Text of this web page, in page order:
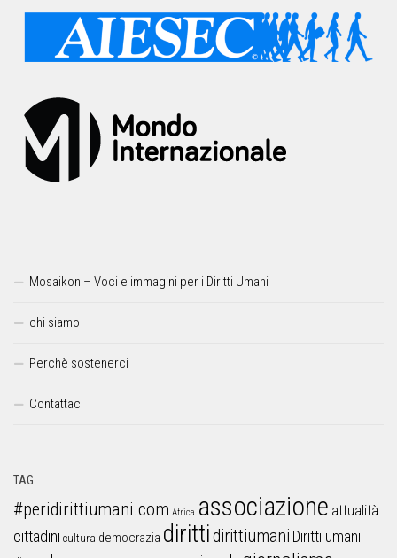
Mosaikon – Voci e immagini per i Diritti Umani
chi siamo
Perchè sostenerci
Contattaci
TAG
#peridirittiumani.com Africa associazione attualità
cittadini cultura democrazia dirittidirittiumani Diritti umani